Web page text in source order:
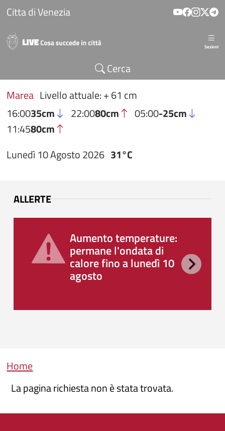
Salta al contenuto principale
Citta di Venezia
Sezioni
Cerca
Marea Livello attuale: + 61 cm
16:0035cm 22:0080cm 05:00-25cm
11:4580cm
Lunedì 10 Agosto 2026 31°C
ALLERTE
Aumento temperature:
permane l'ondata di
calore fino a lunedì 10
agosto
Briciole di pane
Home
La pagina richiesta non è stata trovata.